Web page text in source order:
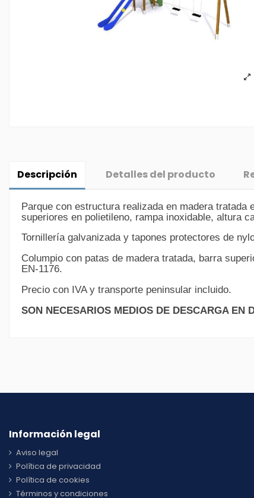
Descripción Detalles del producto
Parque con estructura realizada en madera
superiores en polietileno, rampa inoxidable, altura
Tornillería galvanizada y tapones protectores de
Columpio con patas de madera tratada, barra
EN-1176.
Precio con IVA y transporte peninsular incluido.
SON NECESARIOS MEDIOS DE DESCARGA EN
Información legal
Aviso legal
Política de privacidad
Política de cookies
Términos y condiciones